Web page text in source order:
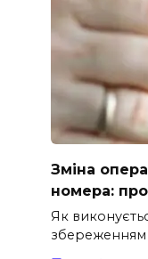
Зміна
номера:
Як